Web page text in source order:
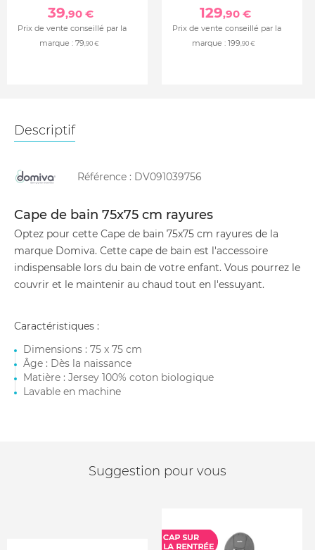
39,90 €
Prix de vente conseillé par la
marque : 79,90 €
129,90 €
Prix de vente conseillé par la
marque : 199,90 €
Descriptif
Référence : DV091039756
Cape de bain 75x75 cm rayures
Optez pour cette Cape de bain 75x75 cm rayures de la
marque Domiva. Cette cape de bain est l'accessoire
indispensable lors du bain de votre enfant. Vous pourrez le
couvrir et le maintenir au chaud tout en l'essuyant.
Caractéristiques :
Dimensions : 75 x 75 cm
Âge : Dès la naissance
Matière : Jersey 100% coton biologique
Lavable en machine
Suggestion pour vous